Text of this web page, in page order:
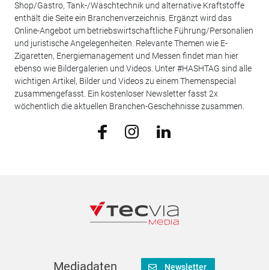
Shop/Gastro, Tank-/Waschtechnik und alternative Kraftstoffe
enthält die Seite ein Branchenverzeichnis. Ergänzt wird das
Online-Angebot um betriebswirtschaftliche Führung/Personalien
und juristische Angelegenheiten. Relevante Themen wie E-
Zigaretten, Energiemanagement und Messen findet man hier
ebenso wie Bildergalerien und Videos. Unter #HASHTAG sind alle
wichtigen Artikel, Bilder und Videos zu einem Themenspecial
zusammengefasst. Ein kostenloser Newsletter fasst 2x
wöchentlich die aktuellen Branchen-Geschehnisse zusammen.
Mediadaten Newsletter